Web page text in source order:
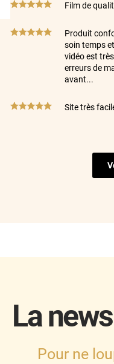
*****Film de
*****Produit
soin temps
vidéo est
erreurs de
avant...
*****Site très
La
Pour ne